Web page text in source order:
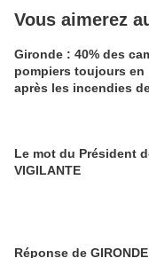
Vous aimerez
Gironde : 40% des
pompiers toujours en
après les incendies
Le mot du Président
VIGILANTE
Réponse de